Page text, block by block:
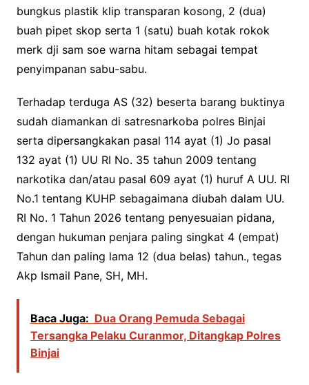
bungkus plastik klip transparan kosong, 2 (dua)
buah pipet skop serta ⁠1 (satu) buah kotak rokok
merk dji sam soe warna hitam sebagai tempat
penyimpanan sabu-sabu.
Terhadap terduga AS (32) beserta barang buktinya
sudah diamankan di satresnarkoba polres Binjai
serta dipersangkakan pasal 114 ayat (1) Jo pasal
132 ayat (1) UU RI No. 35 tahun 2009 tentang
narkotika dan/atau pasal 609 ayat (1) huruf A UU. RI
No.1 tentang KUHP sebagaimana diubah dalam UU.
RI No. 1 Tahun 2026 tentang penyesuaian pidana,
dengan hukuman penjara paling singkat 4 (empat)
Tahun dan paling lama 12 (dua belas) tahun., tegas
Akp Ismail Pane, SH, MH.
Baca Juga: Dua Orang Pemuda Sebagai
Tersangka Pelaku Curanmor, Ditangkap Polres
Binjai